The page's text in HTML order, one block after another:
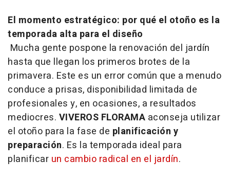
El momento estratégico: por qué el otoño es la
temporada alta para el diseño
Mucha gente pospone la renovación del jardín
hasta que llegan los primeros brotes de la
primavera. Este es un error común que a menudo
conduce a prisas, disponibilidad limitada de
profesionales y, en ocasiones, a resultados
mediocres. VIVEROS FLORAMA aconseja utilizar
el otoño para la fase de planificación y
preparación. Es la temporada ideal para
planificar un cambio radical en el jardín.